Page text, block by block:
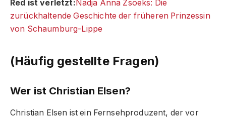
Red ist verletzt: Nadja Anna Zsoeks: Die
zurückhaltende Geschichte der früheren Prinzessin
von Schaumburg-Lippe
(Häufig gestellte Fragen)
Wer ist Christian Elsen?
Christian Elsen ist ein Fernsehproduzent, der vor